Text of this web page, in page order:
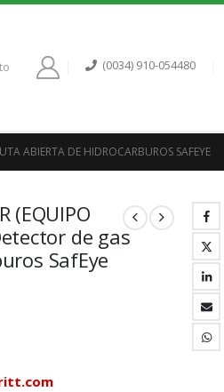
(0034) 910-054480
ABIERTA DE HIDROCARBUROS SAFEYE
(EQUIPO
de gas
SafEye